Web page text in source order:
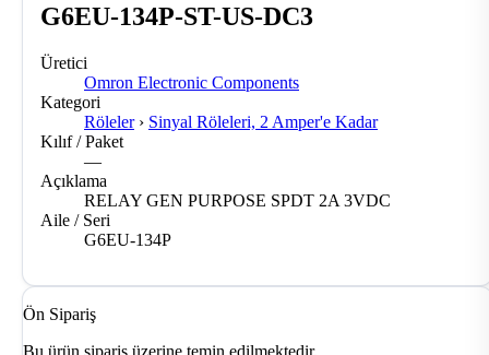
G6EU-134P-ST-US-DC3
Üretici
Omron Electronic Components
Kategori
Röleler › Sinyal Röleleri, 2 Amper'e Kadar
Kılıf / Paket
—
Açıklama
RELAY GEN PURPOSE SPDT 2A 3VDC
Aile / Seri
G6EU-134P
Ön Sipariş
Bu ürün sipariş üzerine temin edilmektedir.